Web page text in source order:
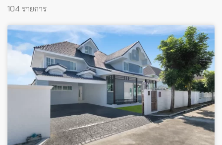
104 รายการ